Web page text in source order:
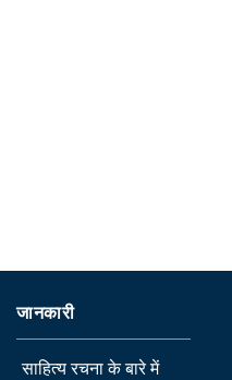
जानकारी
साहित्य रचना के बारे में